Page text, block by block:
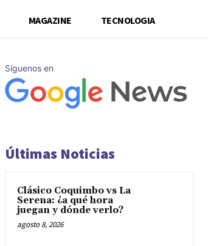
MAGAZINE TECNOLOGIA
Síguenos en
Últimas Noticias
Clásico Coquimbo vs La
Serena: ¿a qué hora
juegan y dónde verlo?
agosto 8, 2026